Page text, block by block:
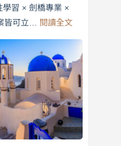
學習 × 劍橋專業 ×
皆可立… 閱讀全文:
天
說
英
語！
英
商
劍